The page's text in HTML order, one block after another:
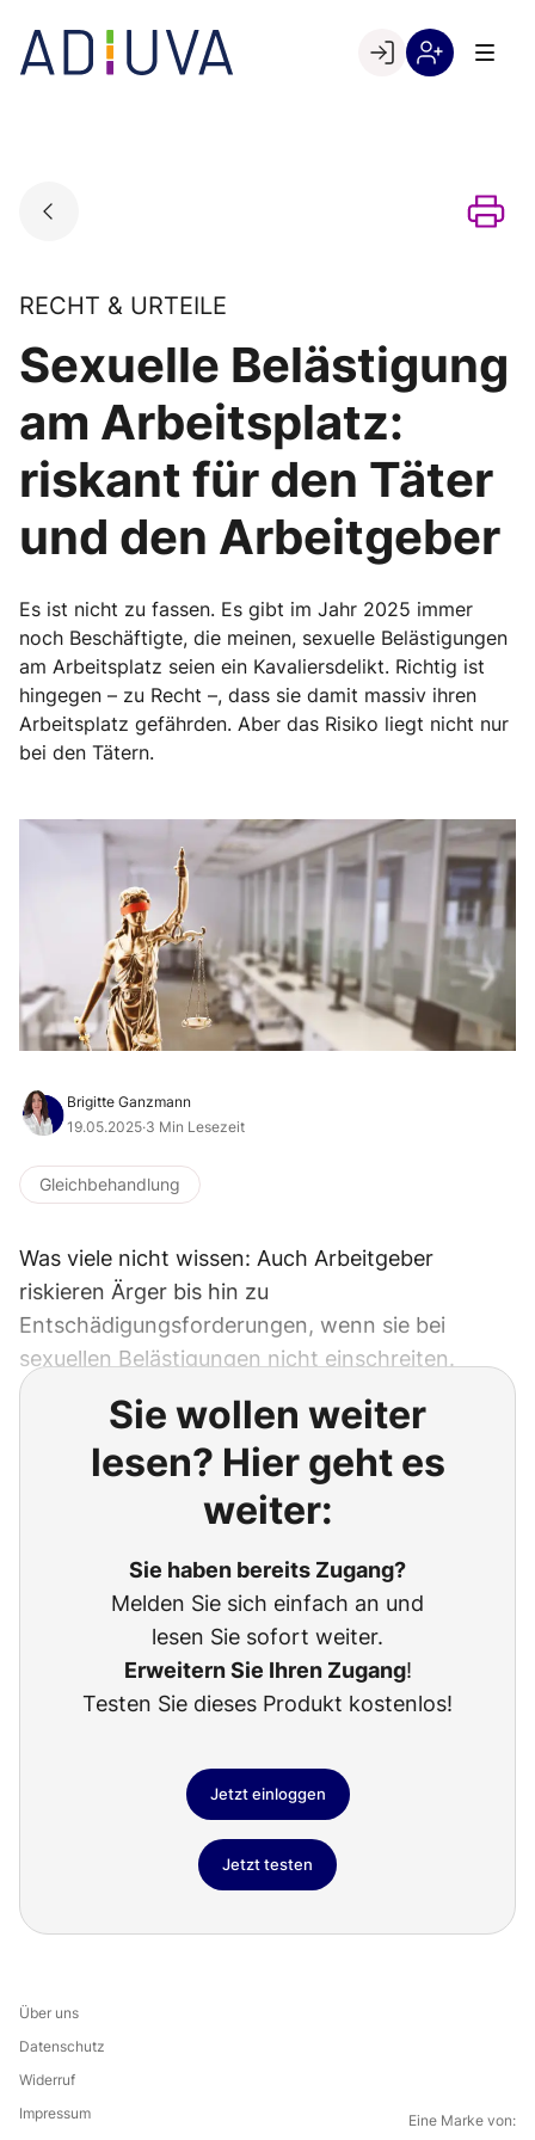
content
Go to landing page.
RECHT & URTEILE
Sexuelle Belästigung
am Arbeitsplatz:
riskant für den Täter
und den Arbeitgeber
Es ist nicht zu fassen. Es gibt im Jahr 2025 immer
noch Beschäftigte, die meinen, sexuelle Belästigungen
am Arbeitsplatz seien ein Kavaliersdelikt. Richtig ist
hingegen – zu Recht –, dass sie damit massiv ihren
Arbeitsplatz gefährden. Aber das Risiko liegt nicht nur
bei den Tätern.
Brigitte Ganzmann
19.05.2025·3 Min Lesezeit
Gleichbehandlung
Was viele nicht wissen: Auch Arbeitgeber
riskieren Ärger bis hin zu
Entschädigungsforderungen, wenn sie bei
sexuellen Belästigungen nicht einschreiten.
Sie wollen weiter
lesen? Hier geht es
weiter:
Sie haben bereits Zugang?
Melden Sie sich einfach an und
lesen Sie sofort weiter.
Erweitern Sie Ihren Zugang!
Testen Sie dieses Produkt kostenlos!
Jetzt einloggen
Jetzt testen
Über uns
Datenschutz
Widerruf
Impressum
Eine Marke von: